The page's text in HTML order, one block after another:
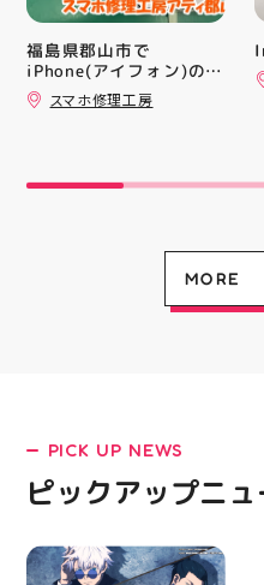
LATEST!
ピックア
福島県郡山市で
iPhone(アイフォン)の充
電口修理はスマホ修理工
房アティ郡山店なら即日
スマホ修理工房
MORE
PICK UP NEWS
ピックアップニ